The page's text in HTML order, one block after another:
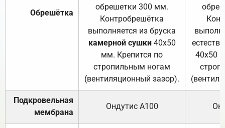
Обрешётка
обрешетки 300 мм.
Контробрешётка
выполняется из бруска
камерной сушки40х50
мм. Крепится по
стропильным ногам
(вентиляционный зазор).
40х50
Подкровельная
мембрана
Ондутис А100